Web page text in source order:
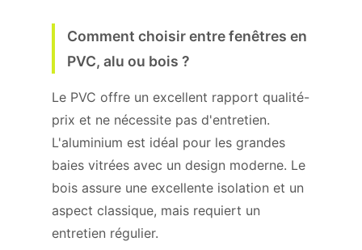
Comment choisir entre fenêtres en
PVC, alu ou bois ?
Le PVC offre un excellent rapport qualité-
prix et ne nécessite pas d'entretien.
L'aluminium est idéal pour les grandes
baies vitrées avec un design moderne. Le
bois assure une excellente isolation et un
aspect classique, mais requiert un
entretien régulier.